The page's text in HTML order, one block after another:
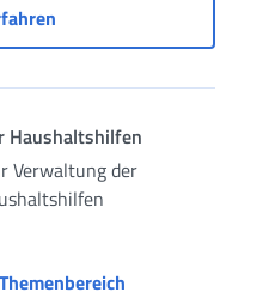
Zahlungsportal
Haushaltshilfen
Verwaltung der
Zugang zu den